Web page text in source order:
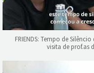
FRIENDS: Tempo de
visita de prof.as